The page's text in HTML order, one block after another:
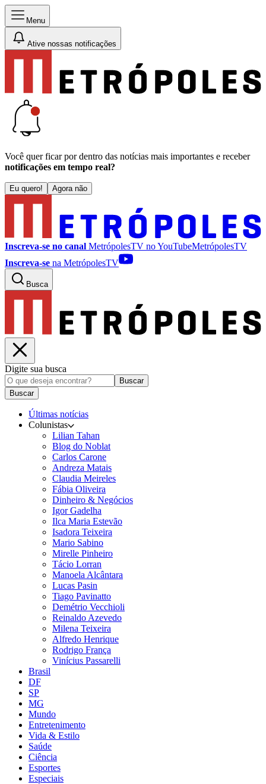
Menu
Ative nossas notificações
Você quer ficar por dentro das notícias mais importantes e receber
notificações em tempo real?
Eu quero! Agora não
Inscreva-se no canal MetrópolesTV noYouTubeMetrópolesTV
Inscreva-se na MetrópolesTV
Busca
Digite sua busca
Buscar
Buscar
Últimas notícias
Colunistas
Lilian Tahan
Blog do Noblat
Carlos Carone
Andreza Matais
Claudia Meireles
Fábia Oliveira
Dinheiro & Negócios
Igor Gadelha
Ilca Maria Estevão
Isadora Teixeira
Mario Sabino
Mirelle Pinheiro
Tácio Lorran
Manoela Alcântara
Lucas Pasin
Tiago Pavinatto
Demétrio Vecchioli
Reinaldo Azevedo
Milena Teixeira
Alfredo Henrique
Rodrigo França
Vinícius Passarelli
Brasil
DF
SP
MG
Mundo
Entretenimento
Vida & Estilo
Saúde
Ciência
Esportes
Especiais